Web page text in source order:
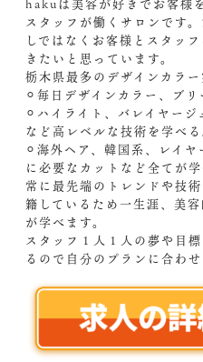
hakuは美容が好きでお客様
スタッフが働くサロンです
しではなくお客様とスタッ
きたいと思っています。
栃木県最多のデザインカラー
⚪︎毎日デザインカラー、ブリ
⚪︎ハイライト、バレイヤー
など高レベルな技術を学べる
⚪︎海外ヘア、韓国系、レイ
に必要なカットなど全てが学
常に最先端のトレンドや技
籍しているため一生涯、美
が学べます。
スタッフ１人１人の夢や目
るので自分のプランに合わせ